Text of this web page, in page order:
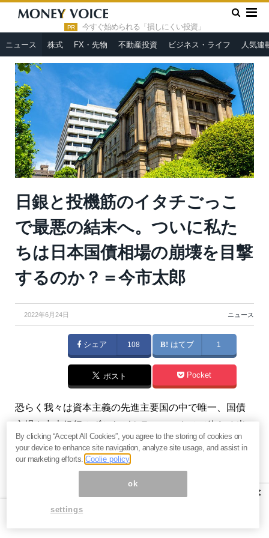
PR 今すぐ始められる「損しにくい投資」
ニュース 株式 FX・先物 不動産投資 ビジネス・ライフ 人気連
HOME » ニュース »
日銀と投機筋のイタチごっこで最悪の結末
へ。ついに私たちは日本国債相場の崩壊を目撃するのか？＝今市太
日銀と投機筋のイタチごっこ
で最悪の結末へ。ついに私た
ちは日本国債相場の崩壊を目撃
するのか？＝今市太郎
2022年6月24日 ニュース
シェア 108 はてブ 1
ポスト Pocket
恐らく我々は資本主義の先進主要国の中で唯一、国債
市場を中央銀行みずからがクラッシュさせて終わる光
景をリアルに目の当たりにすることになるのではない
でしょうか。国債金利の暴騰は価格の下落を招き、ド
りそうで、市場ではドル円のプットを大量に買ってそ
れに備える向きも激増中です。（『
FX投資』今市太郎）
×
By clicking “Accept All Cookies”, you agree to the storing of cookies on
your device to enhance site navigation, analyze site usage, and assist in
our marketing efforts.Coolie policy
ok
settings